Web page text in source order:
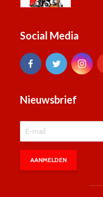
Social Media
Nieuwsbrief